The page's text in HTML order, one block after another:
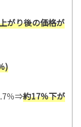
がり後の価格が
)
％⇒約17％下が